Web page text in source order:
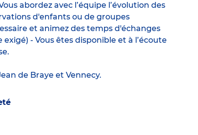
abordez avec l’équipe l’évolution des
d'enfants ou de groupes
et animez des temps d'échanges
- Vous êtes disponible et à l’écoute
de Braye et Vennecy.